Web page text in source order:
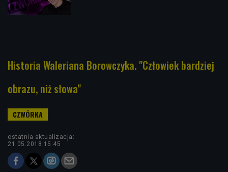
Historia Waleriana Borowczyka. "Człowiek bardziej
obrazu, niż słowa"
ostatnia aktualizacja:
21.05.2018 15:45